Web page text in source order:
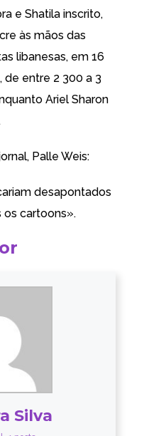
e Shatila inscrito,
às mãos das
libanesas, em 16
entre 2 300 a 3
Ariel Sharon
Palle Weis:
desapontados
os cartoons».
Silva